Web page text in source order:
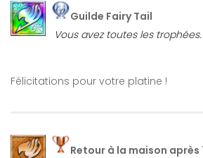
Guilde Fairy Tail
Vous avez toutes les trophées.
Félicitations pour votre platine !
Retour à la maison après